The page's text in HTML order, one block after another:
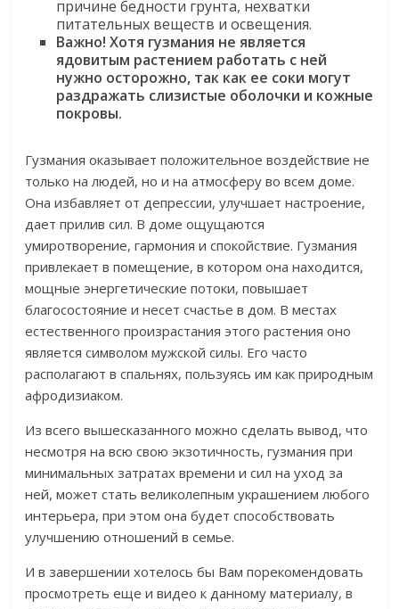
причине бедности грунта, нехватки
питательных веществ и освещения.
Важно! Хотя гузмания не является
ядовитым растением работать с ней
нужно осторожно, так как ее соки могут
раздражать слизистые оболочки и кожные
покровы.
Гузмания оказывает положительное воздействие не
только на людей, но и на атмосферу во всем доме.
Она избавляет от депрессии, улучшает настроение,
дает прилив сил. В доме ощущаются
умиротворение, гармония и спокойствие. Гузмания
привлекает в помещение, в котором она находится,
мощные энергетические потоки, повышает
благосостояние и несет счастье в дом. В местах
естественного произрастания этого растения оно
является символом мужской силы. Его часто
располагают в спальнях, пользуясь им как природным
афродизиаком.
Из всего вышесказанного можно сделать вывод, что
несмотря на всю свою экзотичность, гузмания при
минимальных затратах времени и сил на уход за
ней, может стать великолепным украшением любого
интерьера, при этом она будет способствовать
улучшению отношений в семье.
И в завершении хотелось бы Вам порекомендовать
просмотреть еще и видео к данному материалу, в